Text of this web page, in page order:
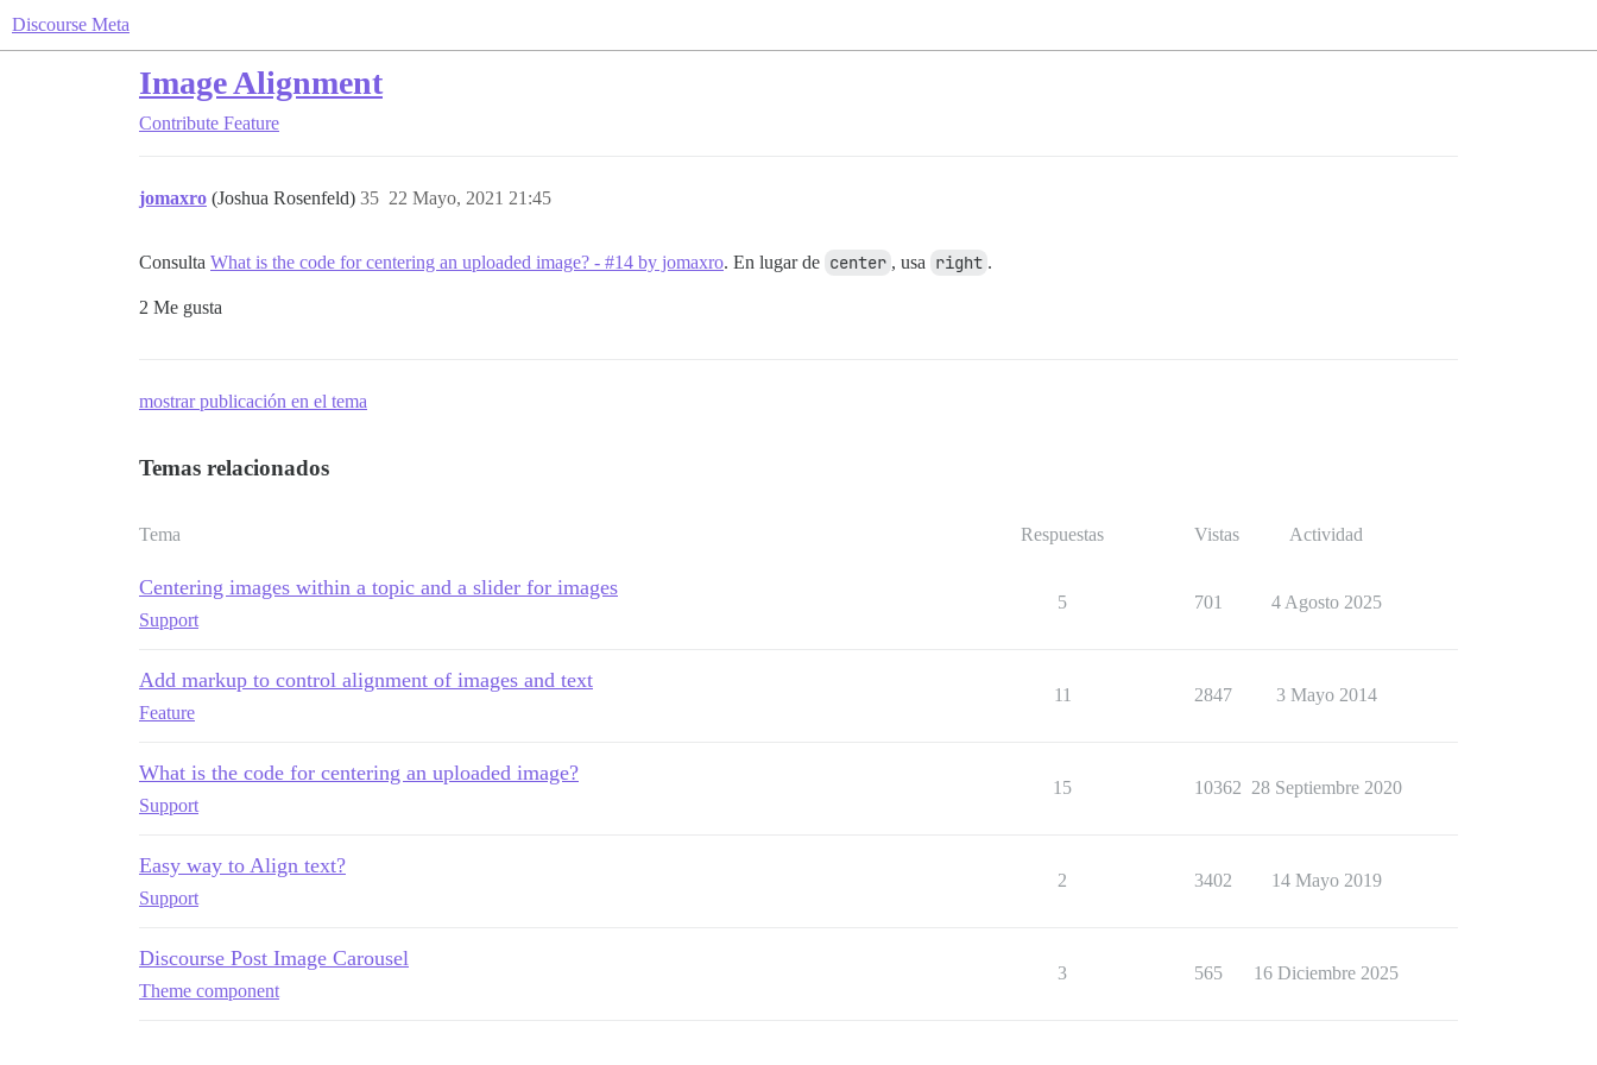
Discourse Meta
Image Alignment
Contribute Feature
jomaxro (Joshua Rosenfeld) 22 Mayo, 2021 21:45
35
Consulta What is the code for centering an uploaded image? - #14 by jomaxro. En lugar de center , usa right .
2 Me gusta
mostrar publicación en el tema
Temas relacionados
Tema Respuestas Vistas Actividad
Centering images within a topic and a slider for images
Support
5 701 4 Agosto 2025
Add markup to control alignment of images and text
Feature
11 2847 3 Mayo 2014
What is the code for centering an uploaded image?
Support
15 10362 28 Septiembre 2020
Easy way to Align text?
Support
2 3402 14 Mayo 2019
Discourse Post Image Carousel
Theme component
3 565 16 Diciembre 2025